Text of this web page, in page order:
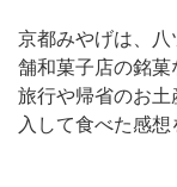
京都みやげは、
舗和菓子店の銘菓
旅行や帰省のお
入して食べた感想